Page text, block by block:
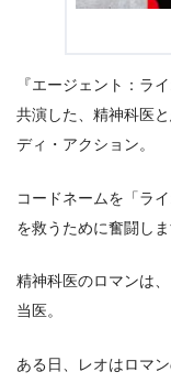
『エージェント：ラ
共演した、精神科医
ディ・アクション。
コードネームを「ラ
を救うために奮闘しま
精神科医のロマンは
当医。
ある日、レオはロマ